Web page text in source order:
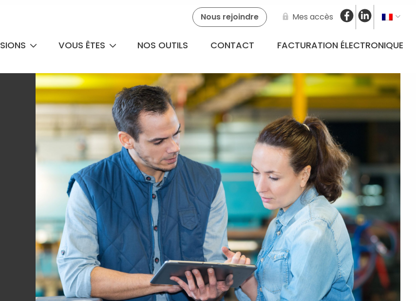
Nous rejoindre Mes accès
VOUS ÊTES NOS OUTILS CONTACT FACTURATION ÉLECTRONIQUE